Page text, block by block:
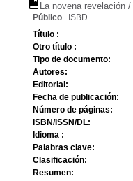
La novena revelación /
Público
ISBD
Título :
Otro título :
Tipo de documento:
Autores:
Editorial:
Fecha de publicación:
Número de páginas:
ISBN/ISSN/DL:
Idioma :
Palabras clave:
Clasificación:
Resumen: